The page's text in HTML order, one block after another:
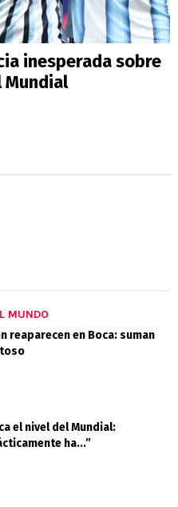
inesperada sobre
Mundial
MUNDO
reaparecen en Boca: suman
el nivel del Mundial:
ha...”